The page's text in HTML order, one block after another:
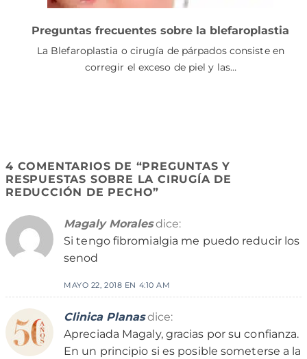
Preguntas frecuentes sobre la blefaroplastia
La Blefaroplastia o cirugía de párpados consiste en
corregir el exceso de piel y las…
4 COMENTARIOS DE “PREGUNTAS Y
RESPUESTAS SOBRE LA CIRUGÍA DE
REDUCCIÓN DE PECHO”
Magaly Morales dice:
Si tengo fibromialgia me puedo reducir los
senod
MAYO 22, 2018 EN 4:10 AM
Clinica Planas dice:
Apreciada Magaly, gracias por su confianza.
En un principio si es posible someterse a la